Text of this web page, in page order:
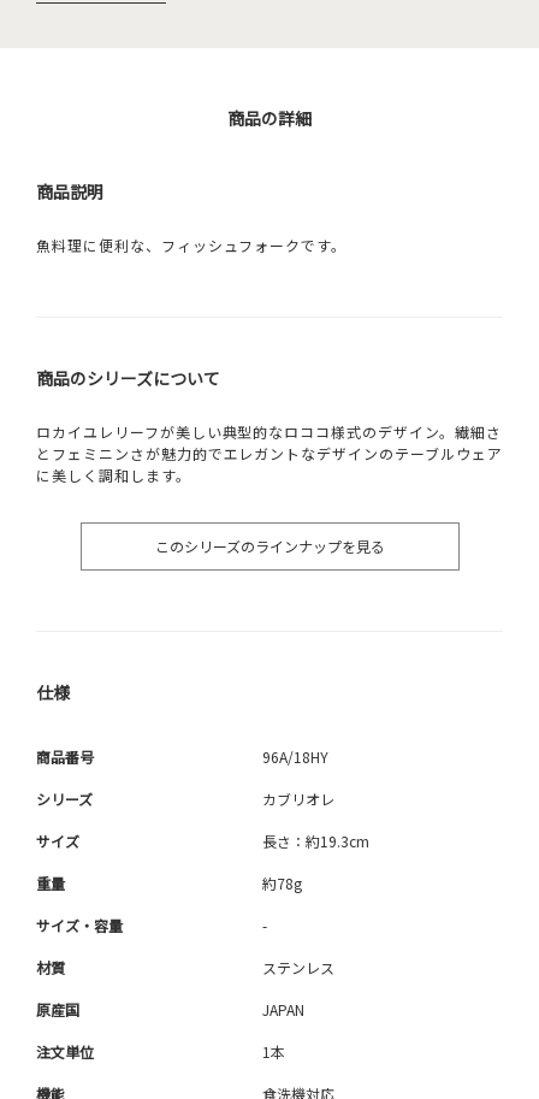
商品の詳細
商品説明
魚料理に便利な、フィッシュフォークです。
商品のシリーズについて
ロカイユレリーフが美しい典型的なロココ様式のデザイン。繊細さ
とフェミニンさが魅力的でエレガントなデザインのテーブルウェア
に美しく調和します。
このシリーズのラインナップを見る
仕様
商品番号 96A/18HY
シリーズ カブリオレ
サイズ 長さ：約19.3cm
重量 約78g
サイズ・容量 -
材質 ステンレス
原産国 JAPAN
注文単位 1本
機能 食洗機対応